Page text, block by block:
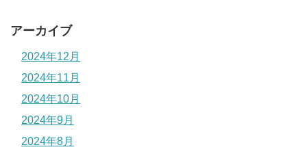
アーカイブ
2024年12月
2024年11月
2024年10月
2024年9月
2024年8月